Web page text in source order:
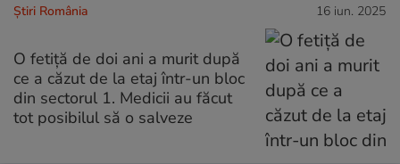
Știri România 16 iun. 2025
O fetiță de doi ani a murit după
ce a căzut de la etaj într-un bloc
din sectorul 1. Medicii au făcut
tot posibilul să o salveze